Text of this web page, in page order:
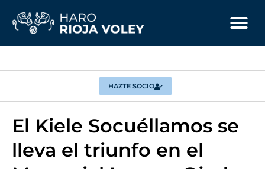
HAZTE SOCIO
El Kiele Socuéllamos se
lleva el triunfo en el